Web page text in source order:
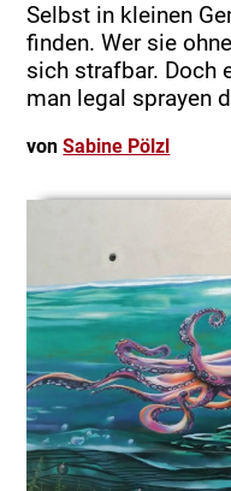
Selbst in kleinen
finden. Wer sie
sich strafbar. Doch
man legal sprayen
vonSabine Pölzl